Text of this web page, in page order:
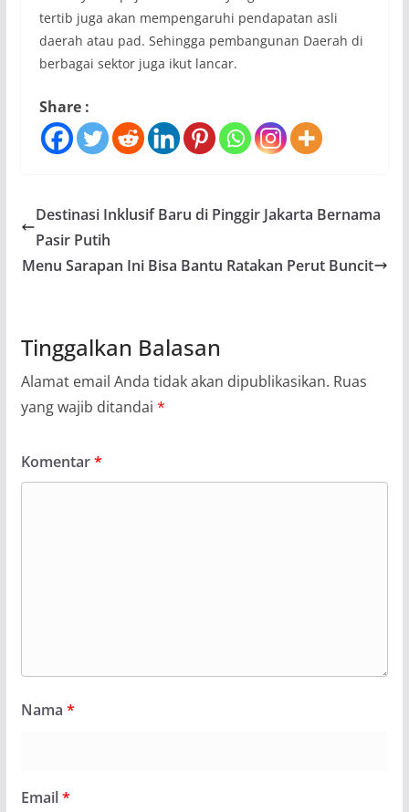
tertib juga akan mempengaruhi pendapatan asli
daerah atau pad. Sehingga pembangunan Daerah di
berbagai sektor juga ikut lancar.
Share :
Destinasi Inklusif Baru di Pinggir Jakarta Bernama
Pasir Putih
Menu Sarapan Ini Bisa Bantu Ratakan Perut Buncit
Tinggalkan Balasan
Alamat email Anda tidak akan dipublikasikan. Ruas
yang wajib ditandai *
Komentar*
Nama *
Email*